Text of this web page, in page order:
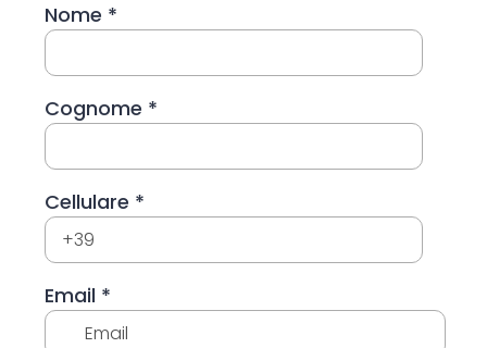
Nome *
Cognome *
Cellulare *
Email *